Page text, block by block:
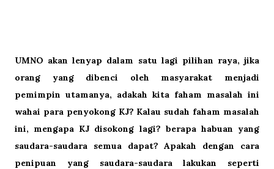
UMNO akan lenyap dalam satu lagi pilihan raya, jika
orang yang dibenci oleh masyarakat menjadi
pemimpin utamanya, adakah kita faham masalah ini
wahai para penyokong KJ? Kalau sudah faham masalah
ini, mengapa KJ disokong lagi? berapa habuan yang
saudara-saudara semua dapat? Apakah dengan cara
penipuan yang saudara-saudara lakukan seperti